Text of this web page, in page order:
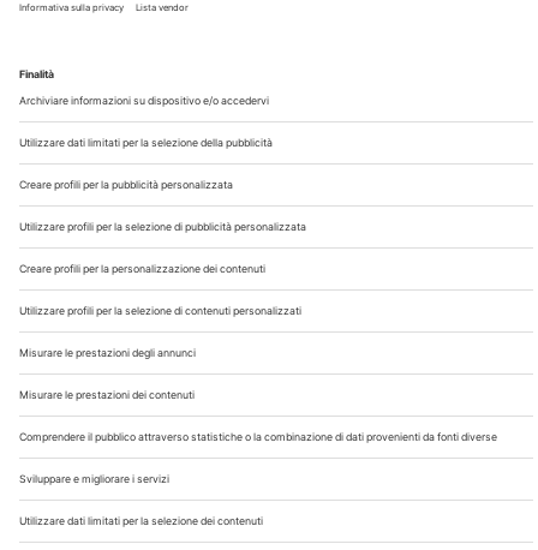
Chi Siamo
Contatti
Note Legali
Privacy